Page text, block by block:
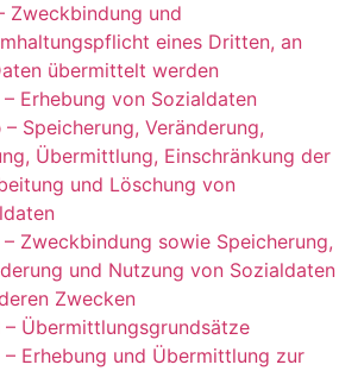
Zweckbindung und
eines Dritten, an
übermittelt werden
– Erhebung von Sozialdaten
– Speicherung, Veränderung,
Übermittlung, Einschränkung der
und Löschung von
– Zweckbindung sowie Speicherung,
und Nutzung von Sozialdaten
Zwecken
– Übermittlungsgrundsätze
– Erhebung und Übermittlung zur